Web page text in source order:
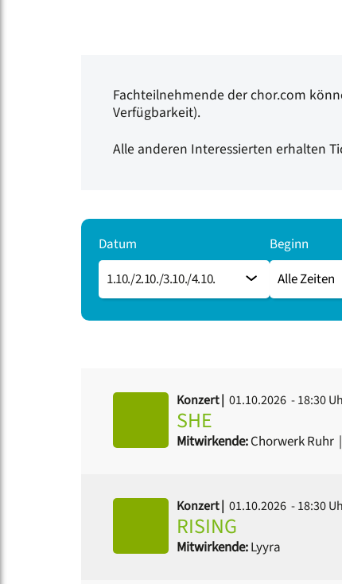
Fachteilnehmende der chor.com
Verfügbarkeit).
Alle anderen Interessierten erhalten
Datum
1.10./2.10./3.10./4.10.
Beginn
Konzert | 01.10.2026 - 18:30
SHE
Mitwirkende:Chorwerk Ruhr |
Konzert | 01.10.2026 - 18:30
RISING
Mitwirkende:Lyyra